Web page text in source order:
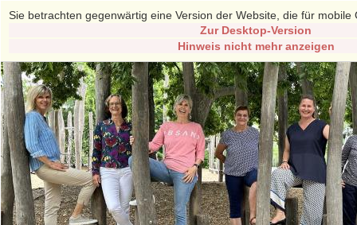
Sie betrachten gegenwärtig eine Version der Website, die für mobile
Zur Desktop-Version
Hinweis nicht mehr anzeigen